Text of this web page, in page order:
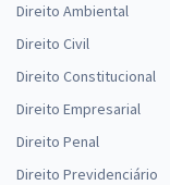
Direito Ambiental
Direito Civil
Direito Constitucional
Direito Empresarial
Direito Penal
Direito Previdenciário